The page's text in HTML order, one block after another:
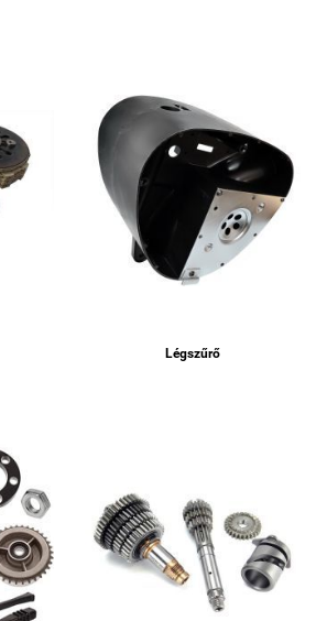
Légszűrő